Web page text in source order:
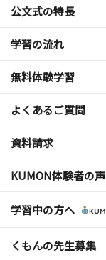
公文式の特長
学習の流れ
無料体験学習
よくあるご質問
資料請求
KUMON体験者の声
学習中の方へ
くもんの先生募集